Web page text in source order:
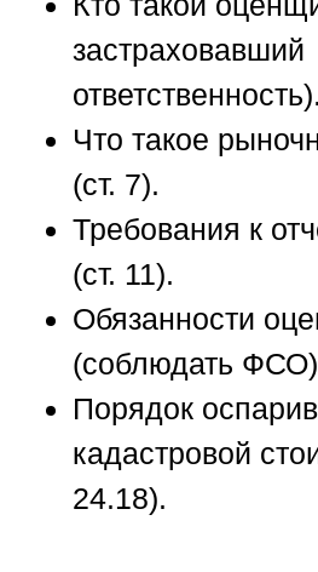
застраховавший
ответственность).
Что такое
(ст. 7).
Требования к
(ст. 11).
Обязанности
(соблюдать
Порядок
кадастровой
24.18).